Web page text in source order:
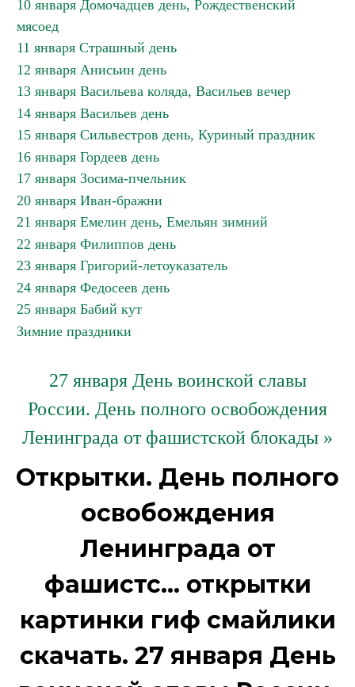
10 января Домочадцев день, Рождественский
мясоед
11 января Страшный день
12 января Анисьин день
13 января Васильева коляда, Васильев вечер
14 января Васильев день
15 января Сильвестров день, Куриный праздник
16 января Гордеев день
17 января Зосима-пчельник
20 января Иван-бражни
21 января Емелин день, Емельян зимний
22 января Филиппов день
23 января Григорий-летоуказатель
24 января Федосеев день
25 января Бабий кут
Зимние праздники
27 января День воинской славы
России. День полного освобождения
Ленинграда от фашистской блокады »
Открытки. День полного
освобождения
Ленинграда от
фашистс... открытки
картинки гиф смайлики
скачать. 27 января День